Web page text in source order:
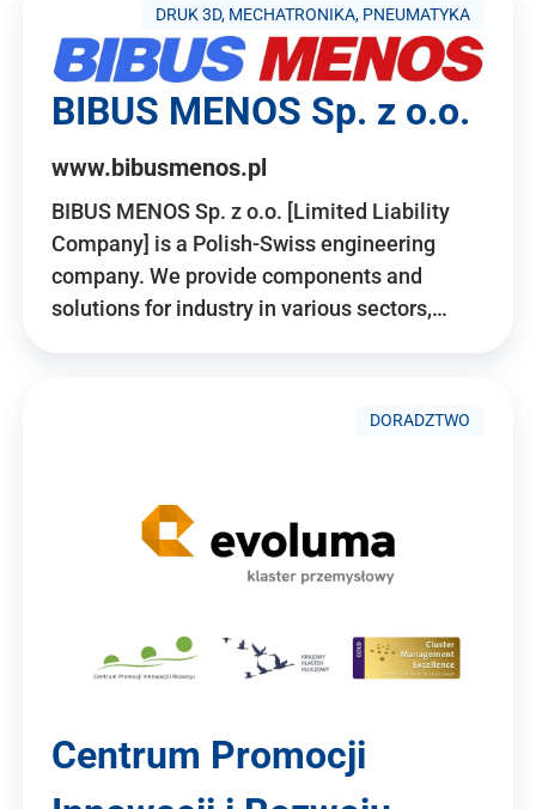
DRUK 3D, MECHATRONIKA, PNEUMATYKA
BIBUS MENOS Sp. z o.o.
www.bibusmenos.pl
BIBUS MENOS Sp. z o.o. [Limited Liability
Company] is a Polish-Swiss engineering
company. We provide components and
solutions for industry in various sectors,…
DORADZTWO
Centrum Promocji